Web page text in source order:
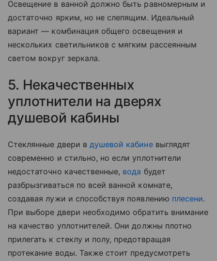
Освещение в ванной должно быть равномерным и
достаточно ярким, но не слепящим. Идеальный
вариант — комбинация общего освещения и
нескольких светильников с мягким рассеянным
светом вокруг зеркала.
5. Некачественных
уплотнители на дверях
душевой кабины
Стеклянные двери в душевой кабиневыглядят
современно и стильно, но если уплотнители
недостаточно качественные, вода будет
разбрызгиваться по всей ванной комнате,
создавая лужи и способствуя появлению плесени.
При выборе двери необходимо обратить внимание
на качество уплотнителей. Они должны плотно
прилегать к стеклу и полу, предотвращая
протекание воды. Также стоит предусмотреть